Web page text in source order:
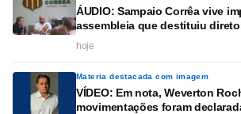
ÁUDIO: Sampaio Corrêa vive
assembleia que destituiu
hoje
Materia destacada com imagem
VÍDEO: Em nota, Weverton
movimentações foram